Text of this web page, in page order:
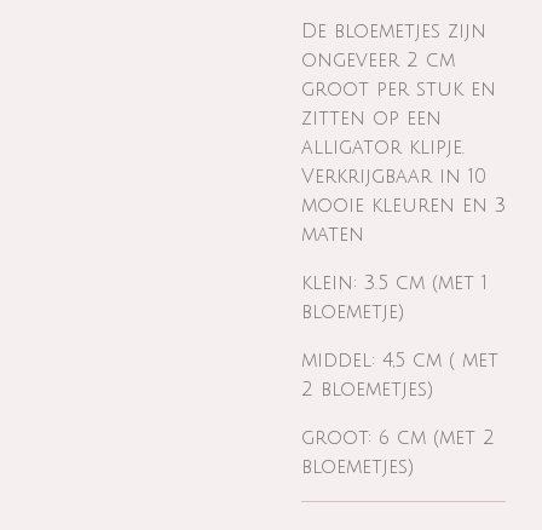
De bloemetjes zijn
ongeveer 2 cm
groot per stuk en
zitten op een
alligator klipje.
Verkrijgbaar in 10
mooie kleuren en 3
maten
klein: 3.5 cm (met 1
bloemetje)
middel: 4,5 cm ( met
2 bloemetjes)
groot: 6 cm (met 2
bloemetjes)